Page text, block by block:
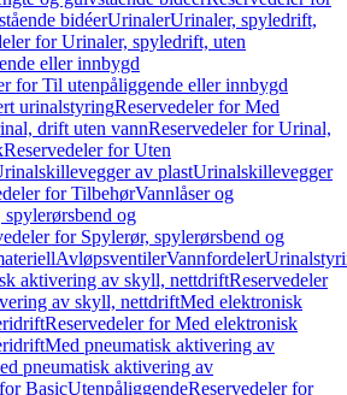
bidéerUrinalerUrinaler, spyledrift,
for Urinaler, spyledrift, uten
eller innbygd
for Til utenpåliggende eller innbygd
urinalstyringReservedeler for Med
drift uten vannReservedeler for Urinal,
Reservedeler for Uten
av plastUrinalskillevegger
for TilbehørVannlåser og
spylerørsbend og
for Spylerør, spylerørsbend og
AvløpsventilerVannfordeler
aktivering av skyll, nettdriftReservedeler
av skyll, nettdriftMed elektronisk
Reservedeler for Med elektronisk
Med pneumatisk aktivering av
pneumatisk aktivering av
BasicUtenpåliggendeReservedeler for